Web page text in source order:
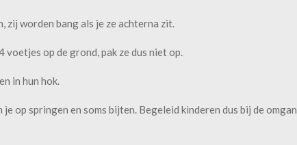
zij worden bang als je ze achterna zit.
op de grond, pak ze dus niet op.
in hun hok.
op springen en soms bijten. Begeleid kinderen dus bij de